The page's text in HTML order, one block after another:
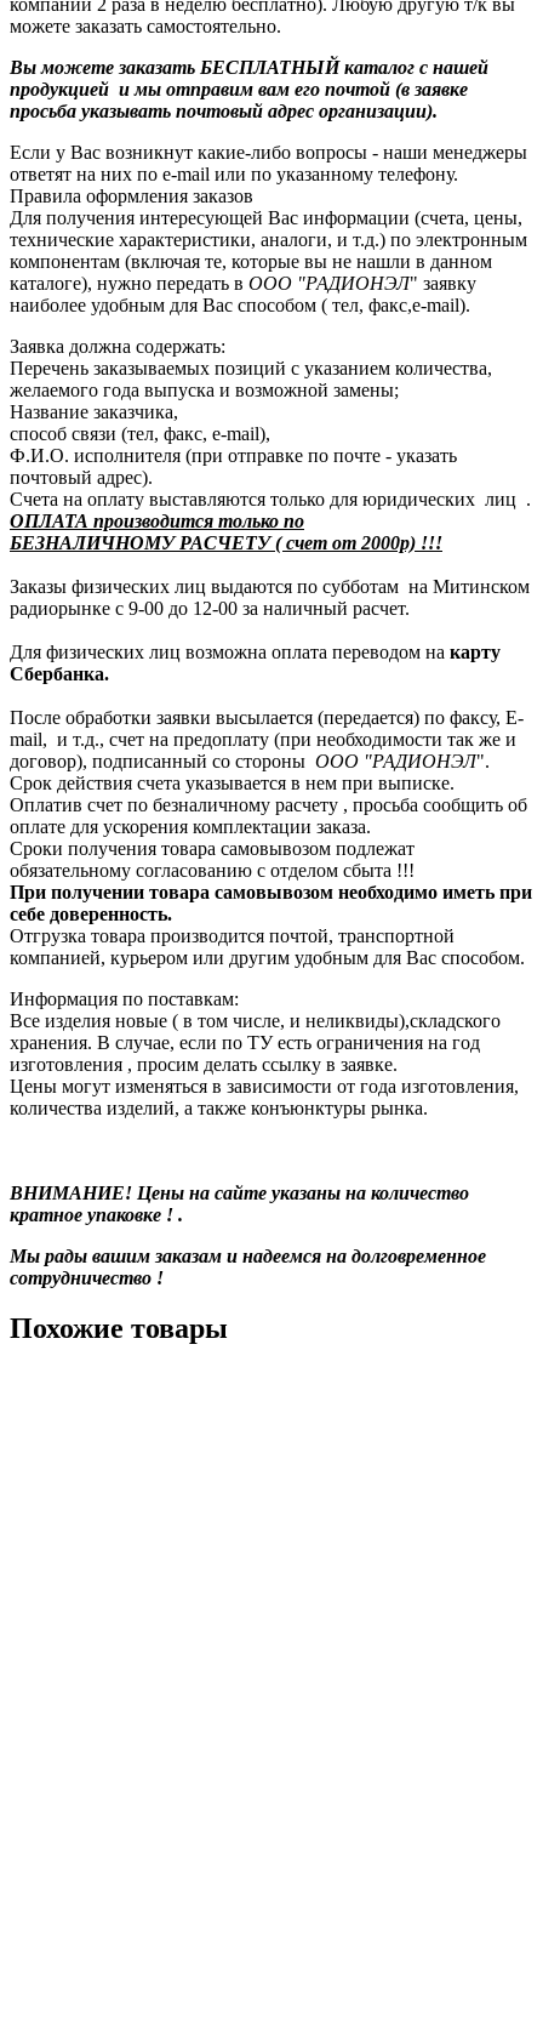
можете заказать самостоятельно.
Вы можете заказать БЕСПЛАТНЫЙ каталог с нашей
продукцией и мы отправим вам его почтой (в заявке
просьба указывать почтовый адрес организации).
Если у Вас возникнут какие-либо вопросы - наши менеджеры
ответят на них по e-mail или по указанному телефону.
Правила оформления заказов
Для получения интересующей Вас информации (счета, цены,
технические характеристики, аналоги, и т.д.) по электронным
компонентам (включая те, которые вы не нашли в данном
каталоге), нужно передать в ООО "РАДИОНЭЛ" заявку
наиболее удобным для Вас способом ( тел, факс,e-mail).
Заявка должна содержать:
Перечень заказываемых позиций с указанием количества,
желаемого года выпуска и возможной замены;
Название заказчика,
способ связи (тел, факс, e-mail),
Ф.И.О. исполнителя (при отправке по почте - указать
почтовый адрес).
Счета на оплату выставляются только для юридических лиц .
ОПЛАТА производится только по
БЕЗНАЛИЧНОМУ РАСЧЕТУ ( счет от 2000р) !!!
Заказы физических лиц выдаются по субботам на Митинском
радиорынке с 9-00 до 12-00 за наличный расчет.
Для физических лиц возможна оплата переводом на карту
Сбербанка.
После обработки заявки высылается (передается) по факсу, E-
mail, и т.д., счет на предоплату (при необходимости так же и
договор), подписанный со стороны ООО "РАДИОНЭЛ".
Срок действия счета указывается в нем при выписке.
Оплатив счет по безналичному расчету , просьба сообщить об
оплате для ускорения комплектации заказа.
Сроки получения товара самовывозом подлежат
обязательному согласованию с отделом сбыта !!!
При получении товара самовывозом необходимо иметь при
себе доверенность.
Отгрузка товара производится почтой, транспортной
компанией, курьером или другим удобным для Вас способом.
Информация по поставкам:
Все изделия новые ( в том числе, и неликвиды),складского
хранения. В случае, если по ТУ есть ограничения на год
изготовления , просим делать ссылку в заявке.
Цены могут изменяться в зависимости от года изготовления,
количества изделий, а также конъюнктуры рынка.
ВНИМАНИЕ! Цены на сайте указаны на количество
кратное упаковке ! .
Мы рады вашим заказам и надеемся на долговременное
сотрудничество !
Похожие товары